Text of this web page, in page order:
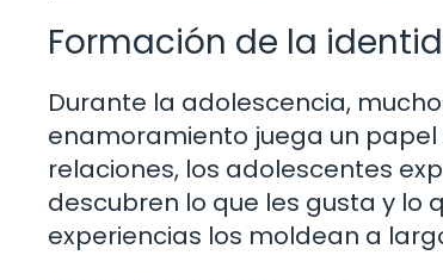
Formación de la
Durante la adolescencia,
enamoramiento juega un papel
relaciones, los adolescentes
descubren lo que les gusta y lo
experiencias los moldean a